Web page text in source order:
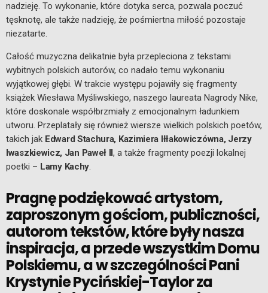
nadzieję. To wykonanie, które dotyka serca, pozwala poczuć
tęsknotę, ale także nadzieję, że pośmiertna miłość pozostaje
niezatarte.
Całość muzyczna delikatnie była przepleciona z tekstami
wybitnych polskich autorów, co nadało temu wykonaniu
wyjątkowej głębi. W trakcie występu pojawiły się fragmenty
książek Wiesława Myśliwskiego, naszego laureata Nagrody Nike,
które doskonale współbrzmiały z emocjonalnym ładunkiem
utworu. Przeplatały się również wiersze wielkich polskich poetów,
takich jak Edward Stachura, Kazimiera Iłłakowiczówna, Jerzy
Iwaszkiewicz, Jan Paweł II, a także fragmenty poezji lokalnej
poetki – Lamy Kachy.
Pragnę podziękować artystom,
zaproszonym gościom, publiczności,
autorom tekstów, które były nasza
inspiracja, a przede wszystkim Domu
Polskiemu, a w szczególności Pani
Krystynie Pycińskiej-Taylor za